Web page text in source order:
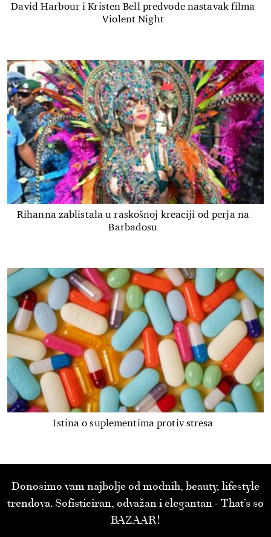
David Harbour i Kristen Bell predvode nastavak filma
Violent Night
Rihanna zablistala u raskošnoj kreaciji od perja na
Barbadosu
Istina o suplementima protiv stresa
Donosimo vam najbolje od modnih, beauty, lifestyle
trendova. Sofisticiran, odvažan i elegantan - That’s so
BAZAAR!